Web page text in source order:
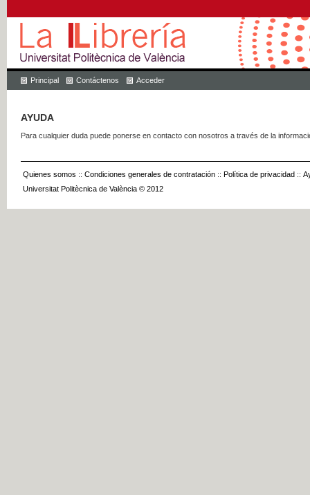
Principal Contáctenos Acceder
AYUDA
Para cualquier duda puede ponerse en contacto con nosotros a través de la
Quienes somos :: Condiciones generales de contratación :: Política de privacidad ::
Universitat Politècnica de València © 2012